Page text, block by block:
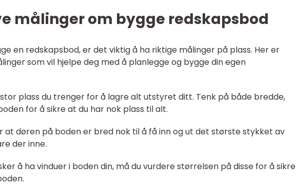
målinger om bygge redskapsbod
en redskapsbod, er det viktig å ha riktige målinger på plass. Her er
som vil hjelpe deg med å planlegge og bygge din egen
stor plass du trenger for å lagre alt utstyret ditt. Tenk på både bredde,
for å sikre at du har nok plass til alt.
at døren på boden er bred nok til å få inn og ut det største stykket av
der inne.
å ha vinduer i boden din, må du vurdere størrelsen på disse for å sikre